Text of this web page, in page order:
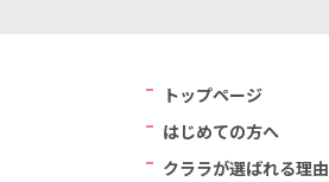
トップページ
はじめての方へ
クララが選ばれる理由